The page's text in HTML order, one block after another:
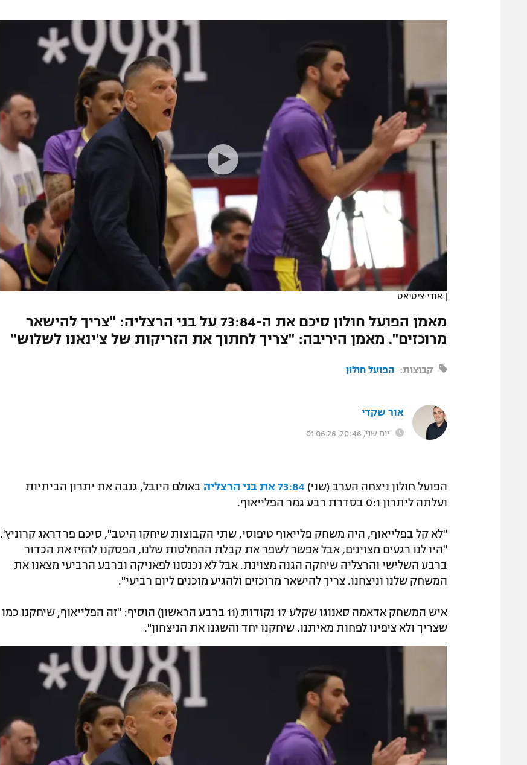
טניס
גיימינג E-Sports
תנאי שימוש
מדיניות פרטיות
תקנון פעילות ספורט 1
רשיון להקרנה פומבית לבית עסק
הצטרפות לחבילת הערוצים
לוח דרושים – ג'ובנט
הפועל תל אביב
ליגה סינית
ליגה ברזילאית
ליגות נוספות
| אודי ציטיאט
מאמן הפועל חולון סיכם את ה-73:84 על בני הרצליה: "צריך להישאר
מרוכזים". מאמן היריבה: "צריך לחתוך את הזריקות של צ'ינאנו לשלוש"
קבוצות: הפועל חולון
אור שקדי
יום שני, 20:46, 01.06.26
הפועל חולון ניצחה הערב (שני) 73:84 את בני הרצליה
באולם היובל, גנבה את יתרון הביתיות
ועלתה ליתרון 0:1 בסדרת רבע גמר הפלייאוף.
"לא קל בפלייאוף, היה משחק פלייאוף טיפוסי, שתי הקבוצות שיחקו היטב", סיכם פרדראג קרוניץ'.
"היו לנו רגעים מצוינים, אבל אפשר לשפר את קבלת ההחלטות שלנו, הפסקנו להזיז את הכדור
ברבע השלישי והרצליה שיחקה הגנה מצוינת. אבל לא נכנסנו לפאניקה וברבע הרביעי מצאנו את
המשחק שלנו וניצחנו. צריך להישאר מרוכזים ולהגיע מוכנים ליום רביעי".
איש המשחק אדאמה סאנוגו שקלע 17 נקודות (11 ברבע הראשון) הוסיף: "זה הפלייאוף, שיחקנו כמו
שצריך ולא ציפינו לפחות מאיתנו. שיחקנו יחד והשגנו את הניצחון".